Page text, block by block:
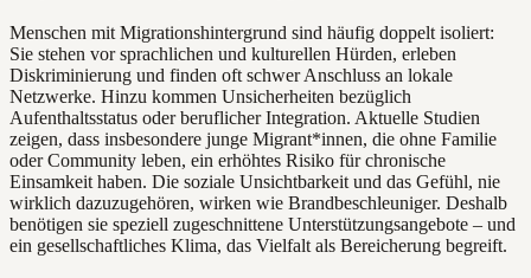
Menschen mit Migrationshintergrund sind häufig doppelt isoliert:
Sie stehen vor sprachlichen und kulturellen Hürden, erleben
Diskriminierung und finden oft schwer Anschluss an lokale
Netzwerke. Hinzu kommen Unsicherheiten bezüglich
Aufenthaltsstatus oder beruflicher Integration. Aktuelle Studien
zeigen, dass insbesondere junge Migrant*innen, die ohne Familie
oder Community leben, ein erhöhtes Risiko für chronische
Einsamkeit haben. Die soziale Unsichtbarkeit und das Gefühl, nie
wirklich dazuzugehören, wirken wie Brandbeschleuniger. Deshalb
benötigen sie speziell zugeschnittene Unterstützungsangebote – und
ein gesellschaftliches Klima, das Vielfalt als Bereicherung begreift.